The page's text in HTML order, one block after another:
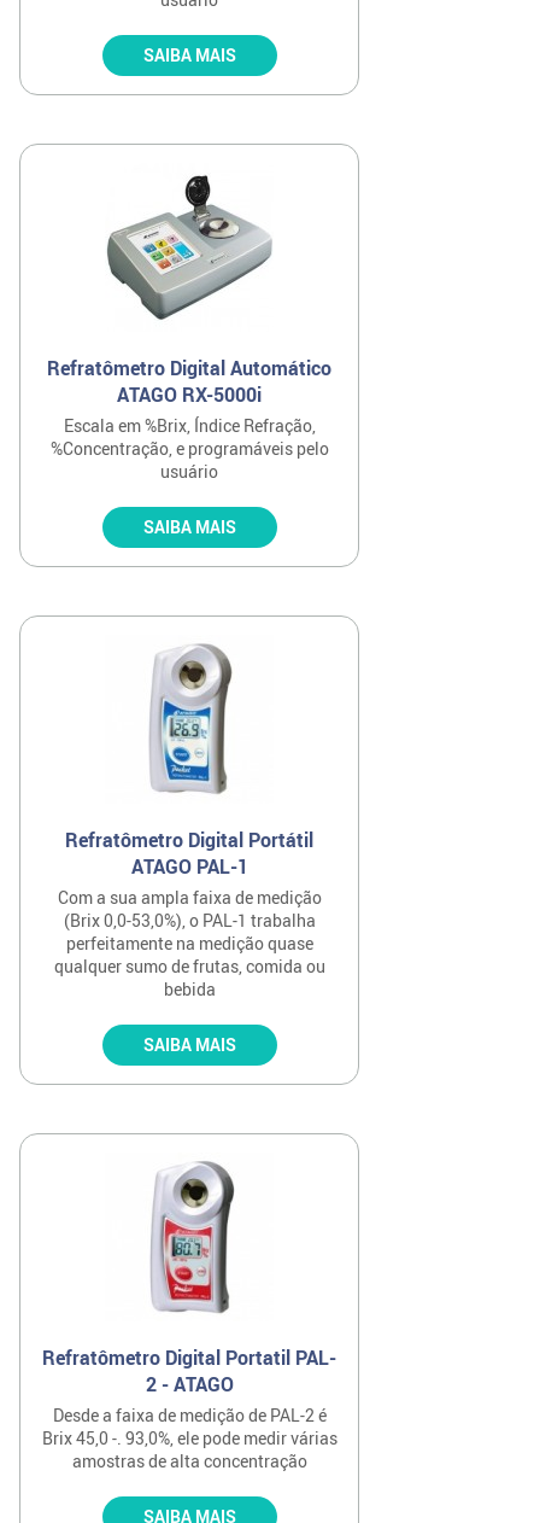
SAIBA MAIS
Refratômetro Digital Automático
ATAGO RX-5000i
Escala em %Brix, Índice Refração,
%Concentração, e programáveis pelo
usuário
SAIBA MAIS
Refratômetro Digital Portátil
ATAGO PAL-1
Com a sua ampla faixa de medição
(Brix 0,0-53,0%), o PAL-1 trabalha
perfeitamente na medição quase
qualquer sumo de frutas, comida ou
bebida
SAIBA MAIS
Refratômetro Digital Portatil PAL-
2 - ATAGO
Desde a faixa de medição de PAL-2 é
Brix 45,0 -. 93,0%, ele pode medir várias
amostras de alta concentração
SAIBA MAIS